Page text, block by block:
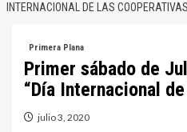
INTERNACIONAL DE LAS
Primera Plana
Primer sábado de
“Día Internacional
julio 3, 2020